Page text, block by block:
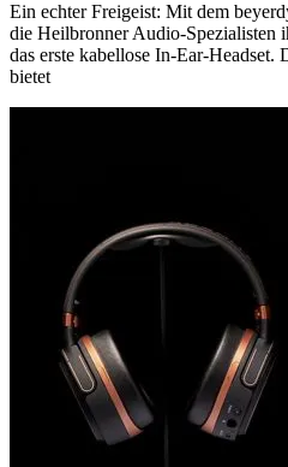
Ein echter Freigeist: Mit dem
die Heilbronner Audio-
das erste kabellose In-Ear-
bietet